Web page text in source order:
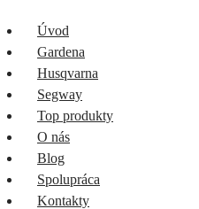
Úvod
Gardena
Husqvarna
Segway
Top produkty
O nás
Blog
Spolupráca
Kontakty